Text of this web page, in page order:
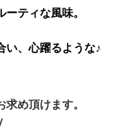
ティな風味。
い、心躍るような♪
め頂けます。